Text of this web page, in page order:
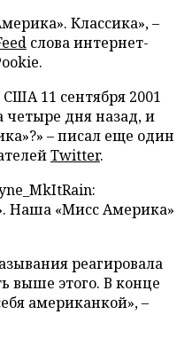
Классика», –
слова интернет-
11 сентября 2001
дня назад, и
– писал еще один
Twitter.
Наша «Мисс Америка»
реагировала
выше этого. В конце
американкой», –